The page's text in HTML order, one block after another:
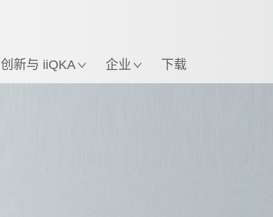
创新与 iiQKA 企业 下载
下载